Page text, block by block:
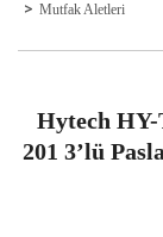
Mutfak Aletleri
Hytech
201 3’lü